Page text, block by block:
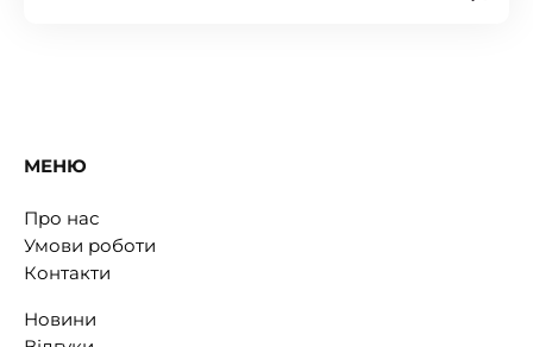
МЕНЮ
Про нас
Умови роботи
Контакти
Новини